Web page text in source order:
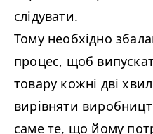
слідувати.
Тому необхідно
процес, щоб
товару кожні дві
вирівняти
саме те, що йому